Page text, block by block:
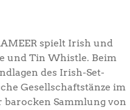
spielt Irish und
und Tin Whistle. Beim
des Irish-Set-
Gesellschaftstänze im
barocken Sammlung von